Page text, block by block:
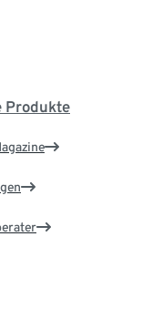
Produkte